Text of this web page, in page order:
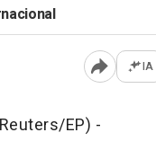
Abrir IA
EP) -